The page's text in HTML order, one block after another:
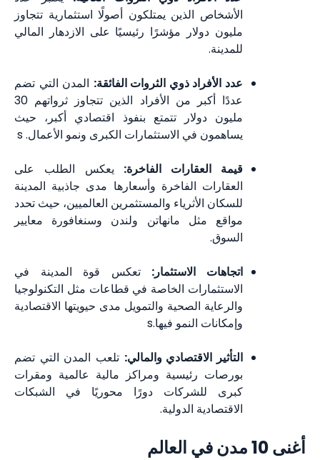
الأشخاص الذين يمتلكون أصولًا استثمارية تتجاوز
مليون دولار مؤشرًا رئيسيًا على الازدهار المالي
للمدينة.
عدد الأفراد ذوي الثروات الفائقة: المدن التي تضم
عددًا أكبر من الأفراد الذين تتجاوز ثرواتهم 30
مليون دولار تتمتع بنفوذ اقتصادي أكبر، حيث
يساهمون في الاستثمارات الكبرى ونمو الأعمال. s
قيمة العقارات الفاخرة: يعكس الطلب على
العقارات الفاخرة وأسعارها مدى جاذبية المدينة
للسكان الأثرياء والمستثمرين العالميين، حيث تحدد
مواقع مثل مانهاتن ولندن وسنغافورة معايير
السوق.
اتجاهات الاستثمار: تعكس قوة المدينة في
الاستثمارات الخاصة في قطاعات مثل التكنولوجيا
والرعاية الصحية والتمويل مدى حيويتها الاقتصادية
وإمكانات النمو فيها.s
التأثير الاقتصادي والمالي: تلعب المدن التي تضم
بورصات رئيسية ومراكز مالية عالمية ومقرات
كبرى للشركات دورًا محوريًا في الشبكات
الاقتصادية الدولية.
أغنى 10 مدن في العالم